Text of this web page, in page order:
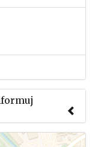
informację o